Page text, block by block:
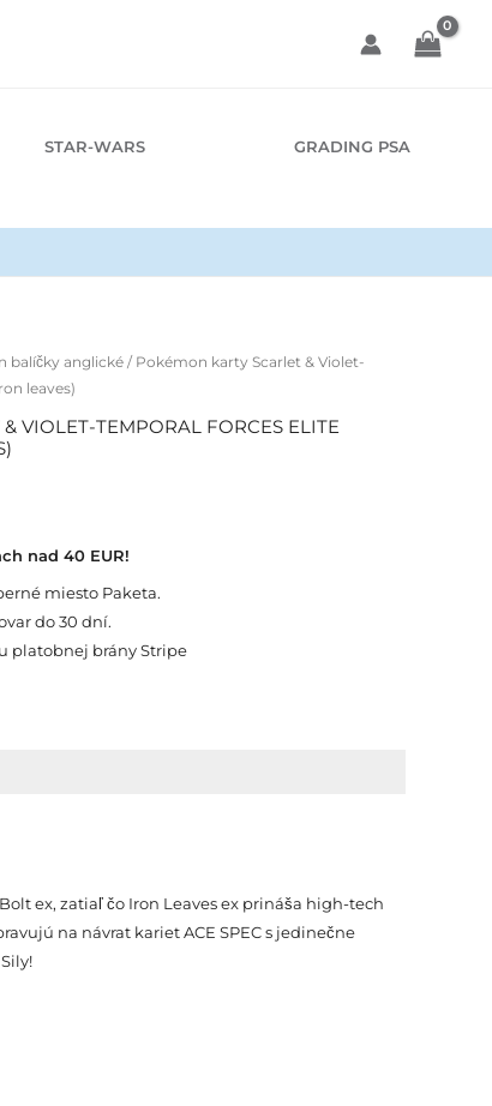
STAR-WARS GRADING PSA
balíčky anglické / Pokémon karty Scarlet & Violet-
leaves)
VIOLET-TEMPORAL FORCES ELITE
nad 40 EUR!
miesto Paketa.
do 30 dní.
platobnej brány Stripe
ex, zatiaľ čo Iron Leaves ex prináša high-tech
na návrat kariet ACE SPEC s jedinečne